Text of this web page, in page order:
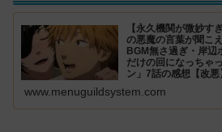
【永久機関が微妙す
の悪魔の言葉が聞こ
BGM無さ過ぎ・岸辺
だけの回になっちゃ
ン」7話の感想【改悪
www.menuguildsystem.com